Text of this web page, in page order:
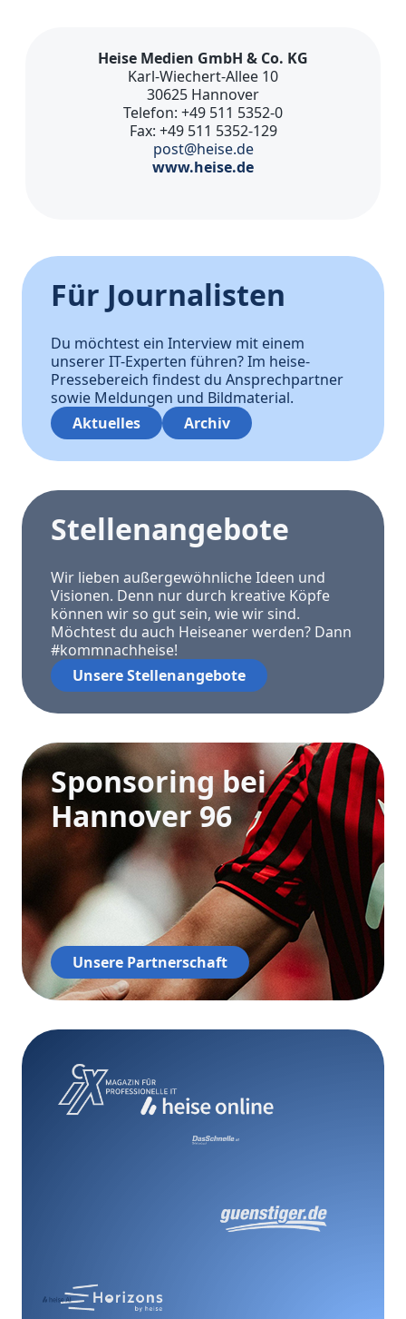
Heise Medien GmbH & Co. KG
Karl-Wiechert-Allee 10
30625 Hannover
Telefon: +49 511 5352-0
Fax: +49 511 5352-129
post@heise.de
www.heise.de
Für Journalisten
Du möchtest ein Interview mit einem
unserer IT-Experten führen? Im heise-
Pressebereich findest du Ansprechpartner
sowie Meldungen und Bildmaterial.
Aktuelles
Archiv
Stellenangebote
Wir lieben außergewöhnliche Ideen und
Visionen. Denn nur durch kreative Köpfe
können wir so gut sein, wie wir sind.
Möchtest du auch Heiseaner werden? Dann
#kommnachheise!
Unsere Stellenangebote
Sponsoring bei
Hannover 96
Unsere Partnerschaft